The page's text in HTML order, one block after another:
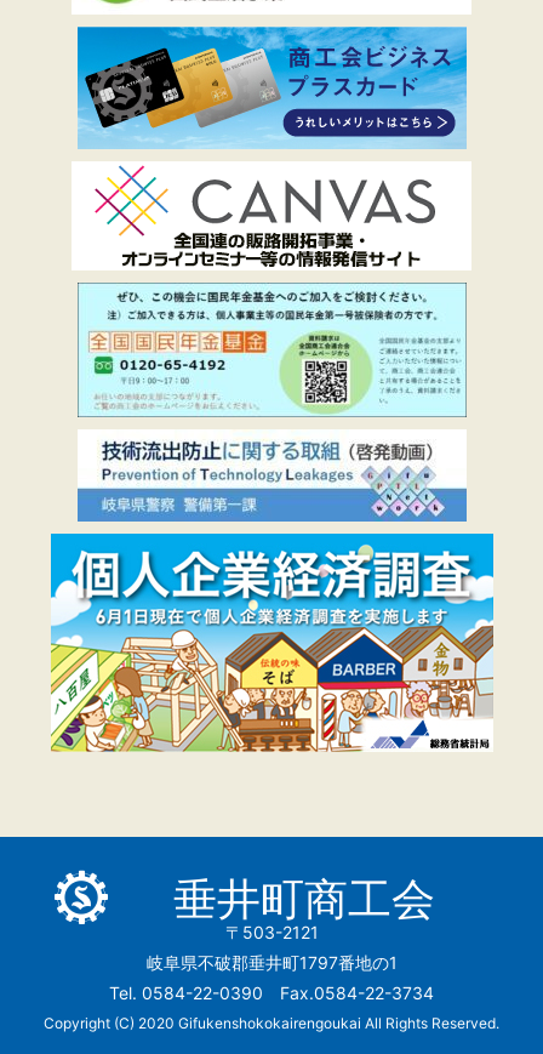
垂井町商工会
〒503-2121
岐阜県不破郡垂井町1797番地の1
Tel. 0584-22-0390 Fax.0584-22-3734
Copyright (C) 2020 Gifukenshokokairengoukai All Rights Reserved.